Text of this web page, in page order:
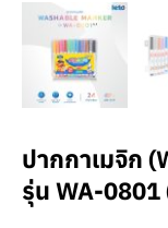
ปากกาเมจิก
รุ่น WA-